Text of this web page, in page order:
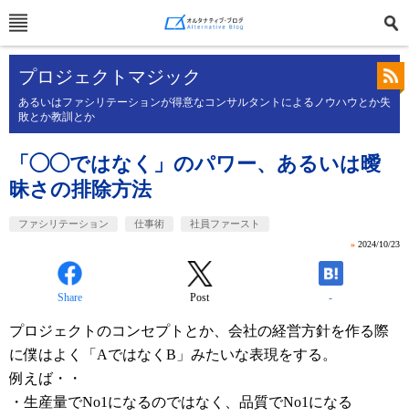
プロジェクトマジック
あるいはファシリテーションが得意なコンサルタントによるノウハウとか失
敗とか教訓とか
「◯◯ではなく」のパワー、あるいは曖
昧さの排除方法
ファシリテーション 仕事術 社員ファースト
» 2024/10/23
Share Post -
プロジェクトのコンセプトとか、会社の経営方針を作る際
に僕はよく「AではなくB」みたいな表現をする。
例えば・・
・生産量でNo1になるのではなく、品質でNo1になる